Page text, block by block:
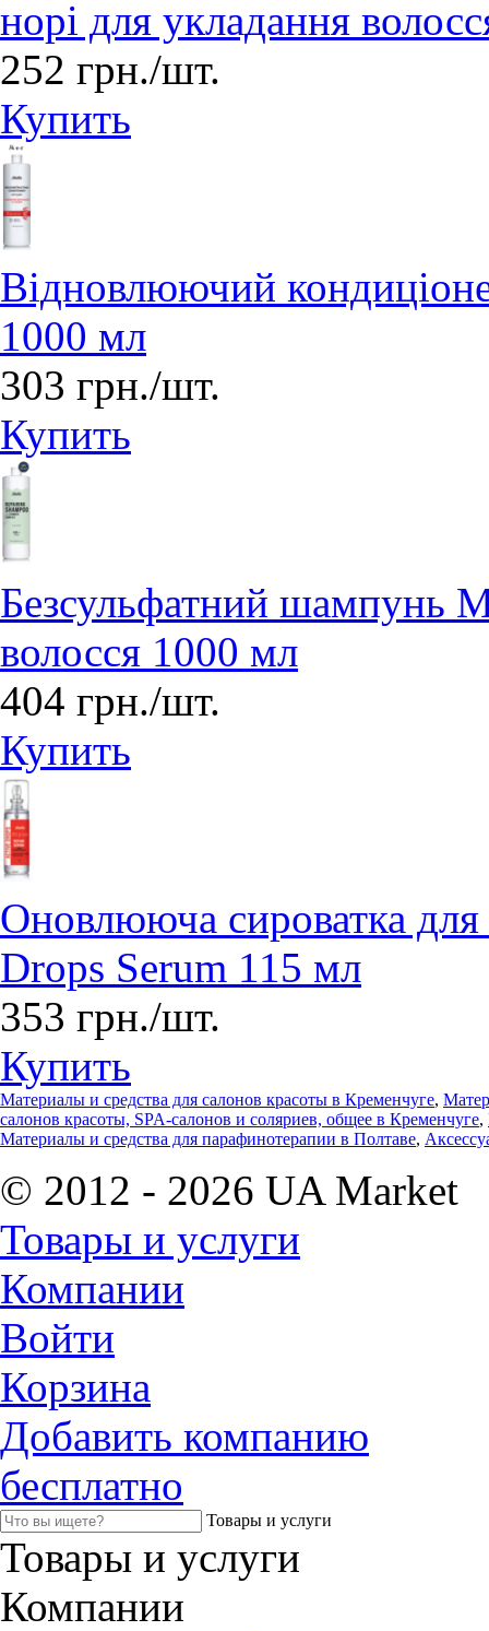
норі для укладання
252 грн./шт.
Купить
Відновлюючий
1000 мл
303 грн./шт.
Купить
Безсульфатний шампунь
волосся 1000 мл
404 грн./шт.
Купить
Оновлююча сироватка
Drops Serum 115 мл
353 грн./шт.
Купить
Материалы и средства для салонов красоты в Кременчуге,
салонов красоты, SPA-салонов и соляриев, общее в Кременчуге,
Материалы и средства для парафинотерапии в Полтаве,
© 2012 - 2026 UA Market
Товары и услуги
Компании
Войти
Корзина
Добавить компанию
бесплатно
Товары и услуги
Товары и услуги
Компании